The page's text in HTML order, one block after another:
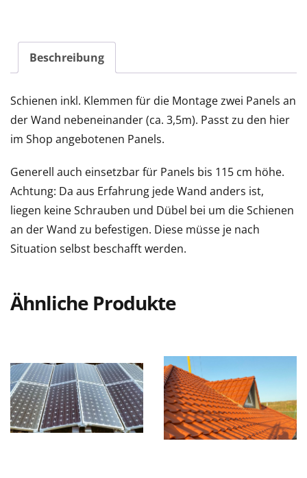
Beschreibung
Schienen inkl. Klemmen für die Montage zwei Panels an
der Wand nebeneinander (ca. 3,5m). Passt zu den hier
im Shop angebotenen Panels.
Generell auch einsetzbar für Panels bis 115 cm höhe.
Achtung: Da aus Erfahrung jede Wand anders ist,
liegen keine Schrauben und Dübel bei um die Schienen
an der Wand zu befestigen. Diese müsse je nach
Situation selbst beschafft werden.
Ähnliche Produkte